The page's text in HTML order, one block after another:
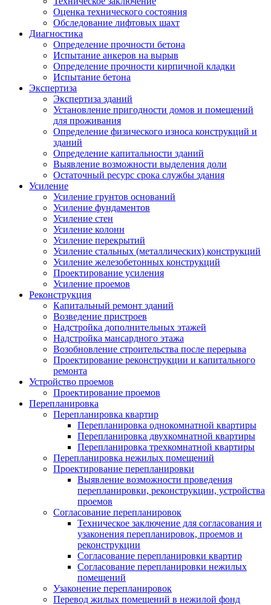
Оценка технического состояния
Обследование лифтовых шахт
Диагностика
Определение прочности бетона
Испытание анкеров на вырыв
Определение прочности кирпичной кладки
Испытание бетона
Экспертиза
Экспертиза зданий
Установление пригодности домов и помещений
для проживания
Определение физического износа конструкций и
зданий
Определение капитальности зданий
Выявление возможности выделения доли
Остаточный ресурс срока службы здания
Усиление
Усиление грунтов оснований
Усиление фундаментов
Усиление стен
Усиление колонн
Усиление перекрытий
Усиление стальных (металлических) конструкций
Усиление железобетонных конструкций
Проектирование усиления
Усиление проемов
Реконструкция
Капитальный ремонт зданий
Возведение пристроев
Надстройка дополнительных этажей
Надстройка мансардного этажа
Возобновление строительства после перерыва
Проектирование реконструкции и капитального
ремонта
Устройство проемов
Проектирование проемов
Перепланировка
Перепланировка квартир
Перепланировка однокомнатной квартиры
Перепланировка двухкомнатной квартиры
Перепланировка трехкомнатной квартиры
Перепланировка нежилых помещений
Проектирование перепланировки
Выявление возможности проведения
перепланировки, реконструкции, устройства
проемов
Согласование перепланировок
Техническое заключение для согласования и
узаконения перепланировок, проемов и
реконструкции
Согласование перепланировки квартир
Согласование перепланировки нежилых
помещений
Узаконение перепланировок
Перевод жилых помещений в нежилой фонд